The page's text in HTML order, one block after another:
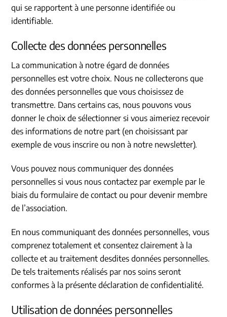
qui se rapportent à une personne identifiée ou
identifiable.
Collecte des données personnelles
La communication à notre égard de données
personnelles est votre choix. Nous ne collecterons que
des données personnelles que vous choisissez de
transmettre. Dans certains cas, nous pouvons vous
donner le choix de sélectionner si vous aimeriez recevoir
des informations de notre part (en choisissant par
exemple de vous inscrire ou non à notre newsletter).
Vous pouvez nous communiquer des données
personnelles si vous nous contactez par exemple par le
biais du formulaire de contact ou pour devenir membre
de l’association.
En nous communiquant des données personnelles, vous
comprenez totalement et consentez clairement à la
collecte et au traitement desdites données personnelles.
De tels traitements réalisés par nos soins seront
conformes à la présente déclaration de confidentialité.
Utilisation de données personnelles